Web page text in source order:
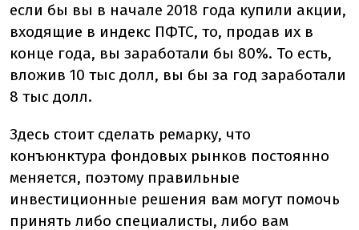
если бы вы в начале 2018 года купили акции,
входящие в индекс ПФТС, то, продав их в
конце года, вы заработали бы 80%. То есть,
вложив 10 тыс долл, вы бы за год заработали
8 тыс долл.
Здесь стоит сделать ремарку, что
конъюнктура фондовых рынков постоянно
меняется, поэтому правильные
инвестиционные решения вам могут помочь
принять либо специалисты, либо вам